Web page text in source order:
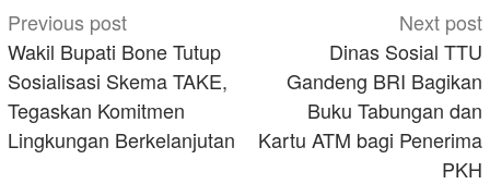
Post
navigation
Previous post
Wakil Bupati Bone Tutup
Sosialisasi Skema TAKE,
Tegaskan Komitmen
Lingkungan Berkelanjutan
Next post
Dinas Sosial TTU
Gandeng BRI Bagikan
Buku Tabungan dan
Kartu ATM bagi Penerima
PKH